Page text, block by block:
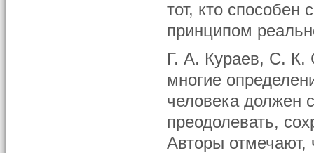
тот, кто способен
принципом
Г. А. Кураев, С. К.
многие
человека должен
преодолевать,
Авторы отмечают,